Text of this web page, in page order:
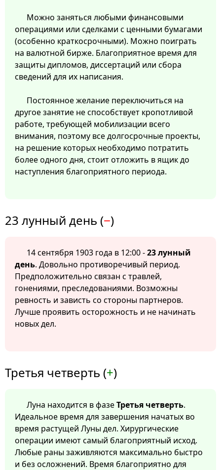
Можно заняться любыми финансовыми
операциями или сделками с ценными бумагами
(особенно краткосрочными). Можно поиграть
на валютной бирже. Благоприятное время для
защиты дипломов, диссертаций или сбора
сведений для их написания.
Постоянное желание переключиться на
другое занятие не способствует кропотливой
работе, требующей мобилизации всего
внимания, поэтому все долгосрочные проекты,
на решение которых необходимо потратить
более одного дня, стоит отложить в ящик до
наступления благоприятного периода.
23 лунный день (−)
14 сентября 1903 года в 12:00 -23 лунный
день. Довольно противоречивый период.
Предположительно связан с травлей,
гонениями, преследованиями. Возможны
ревность и зависть со стороны партнеров.
Лучше проявить осторожность и не начинать
новых дел.
Третья четверть (+)
Луна находится в фазеТретья четверть.
Идеальное время для завершения начатых во
время растущей Луны дел. Хирургические
операции имеют самый благоприятный исход.
Любые раны заживляются максимально быстро
и без осложнений. Время благоприятно для